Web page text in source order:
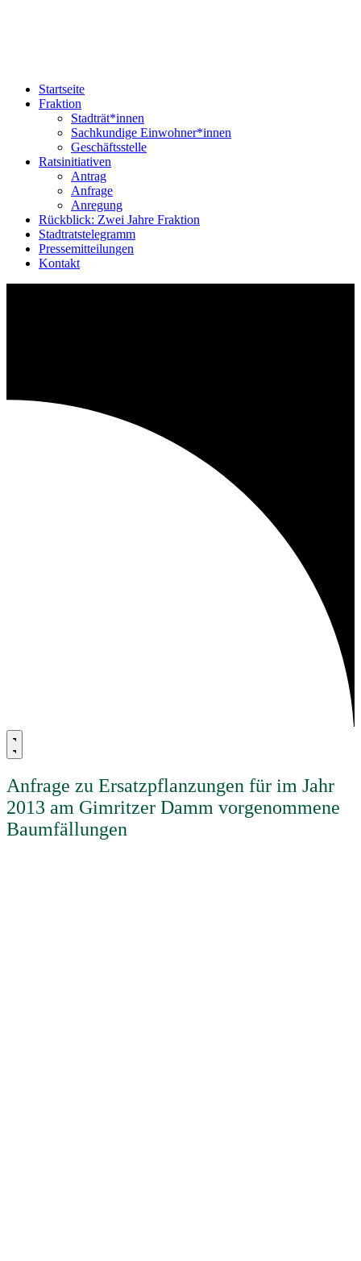
Startseite
Fraktion
Stadträt*innen
Sachkundige Einwohner*innen
Geschäftsstelle
Ratsinitiativen
Antrag
Anfrage
Anregung
Rückblick: Zwei Jahre Fraktion
Stadtratstelegramm
Pressemitteilungen
Kontakt
Anfrage zu Ersatzpflanzungen für im Jahr
2013 am Gimritzer Damm vorgenommene
Baumfällungen